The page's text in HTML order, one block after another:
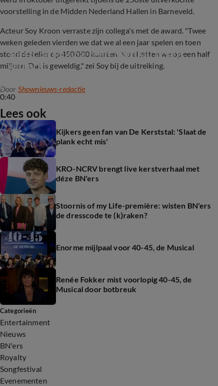
voorstelling in de Midden Nederland Hallen in Barneveld.
Acteur Soy Kroon verraste zijn collega's met de award. "Twee
weken geleden vierden we dat we al een jaar spelen en toen
stond de teller op 450.000 kaarten. Nu al zitten we op een half
miljoen. Dat is geweldig," zei Soy bij de uitreiking.
0:40
40-45, de Musical heeft 500.000 tickets
verkocht
Door Shownieuws-redactie
Lees ook
Kijkers geen fan van De Kerststal: 'Slaat de
plank echt mis'
KRO-NCRV brengt live kerstverhaal met
déze BN'ers
Stoornis of my Life-première: wisten BN'ers
de dresscode te (k)raken?
Enorme mijlpaal voor 40-45, de Musical
Renée Fokker mist voorlopig 40-45, de
Musical door botbreuk
Categorieën
Entertainment
Nieuws
BN'ers
Royalty
Songfestival
Evenementen